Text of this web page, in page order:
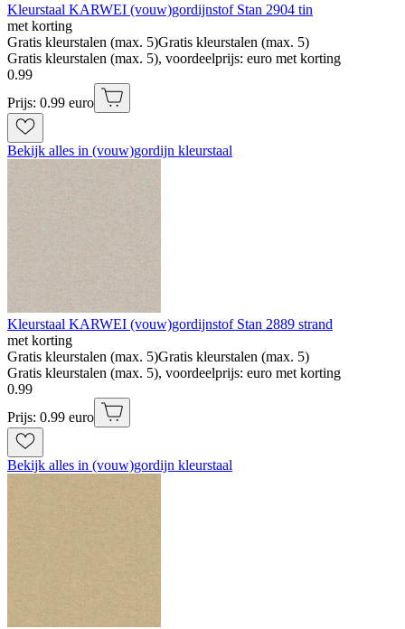
Kleurstaal KARWEI (vouw)gordijnstof Stan 2904 tin
met korting
Gratis kleurstalen (max. 5)Gratis kleurstalen (max. 5)
Gratis kleurstalen (max. 5), voordeelprijs: euro met korting
0.99
Prijs: 0.99 euro
Bekijk alles in (vouw)gordijn kleurstaal
Kleurstaal KARWEI (vouw)gordijnstof Stan 2889 strand
met korting
Gratis kleurstalen (max. 5)Gratis kleurstalen (max. 5)
Gratis kleurstalen (max. 5), voordeelprijs: euro met korting
0.99
Prijs: 0.99 euro
Bekijk alles in (vouw)gordijn kleurstaal